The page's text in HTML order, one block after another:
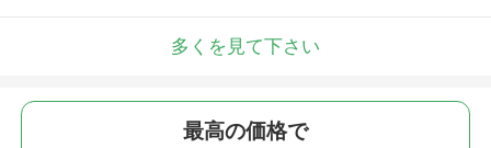
多くを見て下さい
最高の価格で